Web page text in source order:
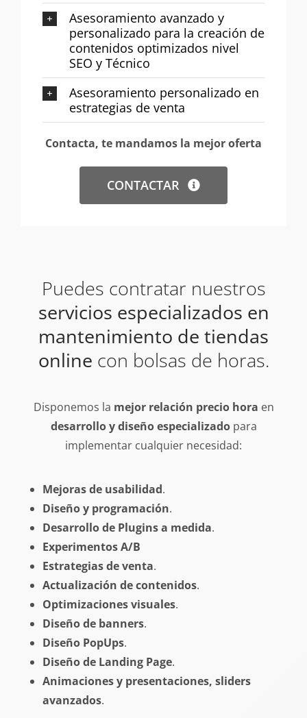
Asesoramiento avanzado y
personalizado para la creación de
contenidos optimizados nivel
SEO y Técnico
Asesoramiento personalizado en
estrategias de venta
Contacta, te mandamos la mejor oferta
CONTACTAR
Puedes contratar nuestros
servicios especializados en
mantenimiento de tiendas
online con bolsas de horas.
Disponemos la mejor relación precio hora en
desarrollo y diseño especializadopara
implementar cualquier necesidad:
Mejoras de usabilidad.
Diseño y programación.
Desarrollo de Plugins a medida.
Experimentos A/B
Estrategias de venta.
Actualización de contenidos.
Optimizaciones visuales.
Diseño de banners.
Diseño PopUps.
Diseño de Landing Page.
Animaciones y presentaciones, sliders
avanzados.